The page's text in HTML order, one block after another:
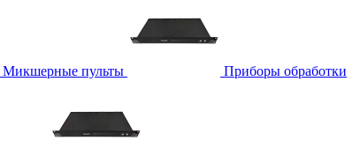
Микшерные пульты Приборы обработки